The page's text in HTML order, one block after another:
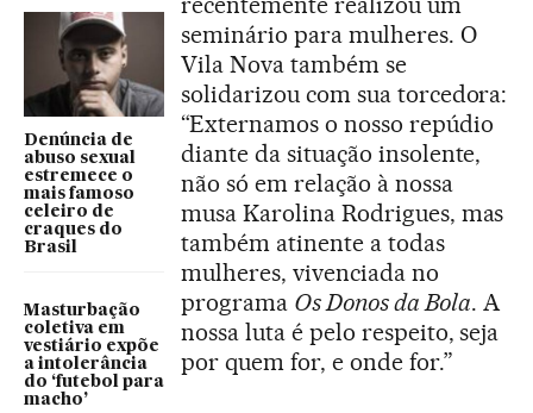
Denúncia de
abuso sexual
estremece o
mais famoso
celeiro de
craques do
Brasil
Masturbação
coletiva em
vestiário expõe
a intolerância
do ‘futebol para
macho’
seminário para mulheres. O
Vila Nova também se
solidarizou com sua torcedora:
“Externamos o nosso repúdio
diante da situação insolente,
não só em relação à nossa
musa Karolina Rodrigues, mas
também atinente a todas
mulheres, vivenciada no
programa Os Donos da Bola. A
nossa luta é pelo respeito, seja
por quem for, e onde for.”